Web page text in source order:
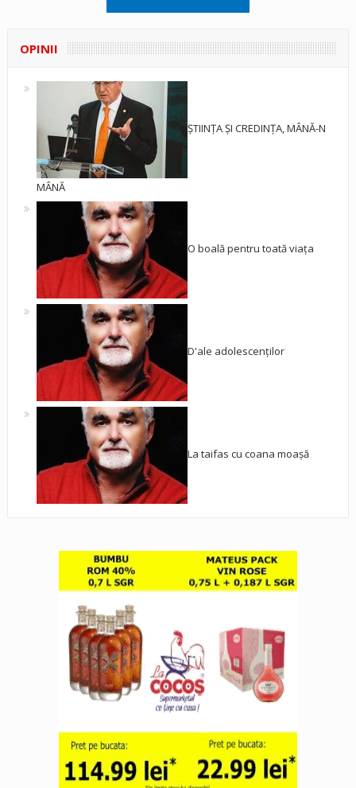
OPINII
ȘTIINȚA ȘI CREDINȚA, MÂNĂ-N
MÂNĂ
O boală pentru toată viața
D'ale adolescenților
La taifas cu coana moașă